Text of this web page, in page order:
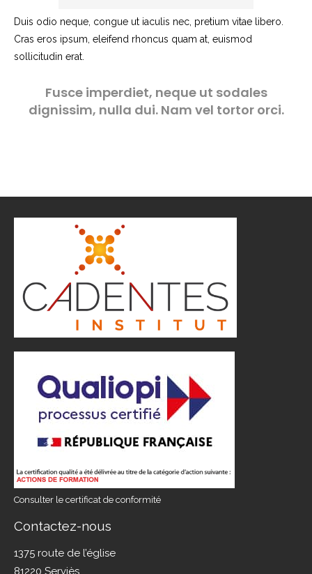
Duis odio neque, congue ut iaculis nec, pretium vitae libero.
Cras eros ipsum, eleifend rhoncus quam at, euismod
sollicitudin erat.
Fusce imperdiet, neque ut sodales
dignissim, nulla dui. Nam vel tortor orci.
Consulter le certificat de conformité
Contactez-nous
1375 route de l’église